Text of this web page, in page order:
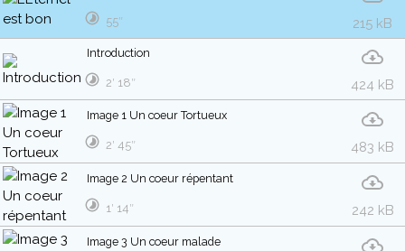
215 kB
55″
Introduction
424 kB
2′ 18″
Image 1 Un coeur Tortueux
483 kB
2′ 45″
Image 2 Un coeur répentant
242 kB
1′ 14″
Image 3 Un coeur malade